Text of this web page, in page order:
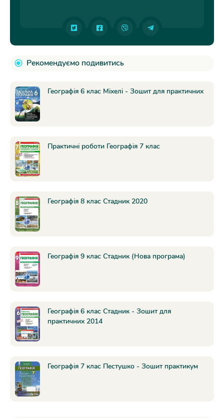
Рекомендуємо подивитись
Географія 6 клас Міхелі - Зошит для практичних
Практичні роботи Географія 7 клас
Географія 8 клас Стадник 2020
Географія 9 клас Стадник (Нова програма)
Географія 6 клас Стадник - Зошит для
практичних 2014
Географія 7 клас Пестушко - Зошит практикум